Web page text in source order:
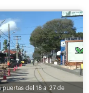
puertas del 18 al 27 de